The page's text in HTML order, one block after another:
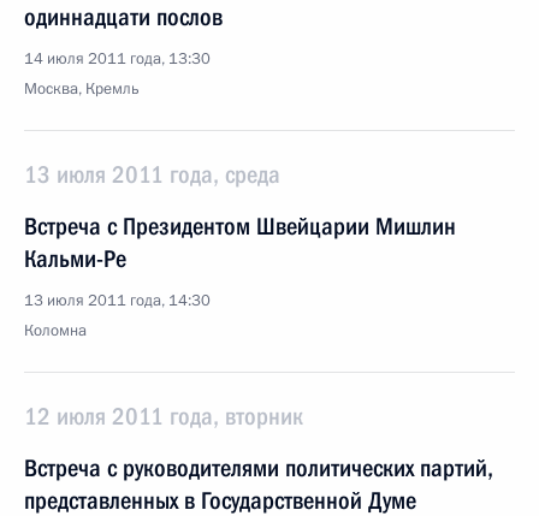
одиннадцати послов
14 июля 2011 года, 13:30
Москва, Кремль
13 июля 2011 года, среда
Встреча с Президентом Швейцарии Мишлин
Кальми-Ре
13 июля 2011 года, 14:30
Коломна
12 июля 2011 года, вторник
Встреча с руководителями политических партий,
представленных в Государственной Думе